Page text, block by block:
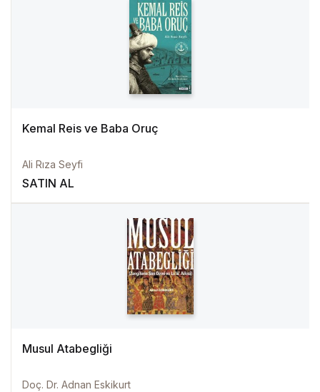
Kemal Reis ve Baba Oruç
Ali Rıza Seyfi
SATIN AL
Musul Atabegliği
Doç. Dr. Adnan Eskikurt